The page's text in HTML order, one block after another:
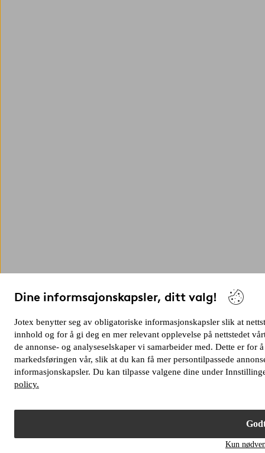
Dine informsajonskapsler, ditt valg!
Jotex benytter seg av obligatoriske informasjonskapsler slik at
innhold og for å gi deg en mer relevant opplevelse på nettstedet
de annonse- og analyseselskaper vi samarbeider med. Dette er
markedsføringen vår, slik at du kan få mer persontilpassede
informasjonskapsler. Du kan tilpasse valgene dine under
policy.
Kun